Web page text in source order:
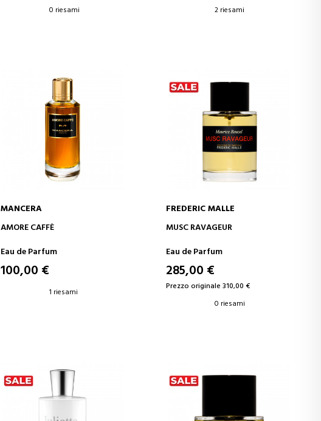
0 riesami 2 riesami
AGGIUNGI AL CARRELLO
MANCERA
AMORE CAFFÈ
Eau de Parfum
100,00 €
1 riesami
AGGIUNGI AL CARRELLO
FREDERIC MALLE
MUSC RAVAGEUR
Eau de Parfum
285,00 €
Prezzo originale 310,00 €
0 riesami